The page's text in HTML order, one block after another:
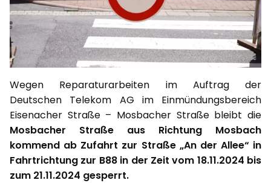
Wegen Reparaturarbeiten im Auftrag der
Deutschen Telekom AG im Einmündungsbereich
Eisenacher Straße – Mosbacher Straße bleibt die
Mosbacher Straße aus Richtung Mosbach
kommend ab Zufahrt zur Straße „An der Allee“ in
Fahrtrichtung zur B88 in der Zeit vom 18.11.2024 bis
zum 21.11.2024 gesperrt.